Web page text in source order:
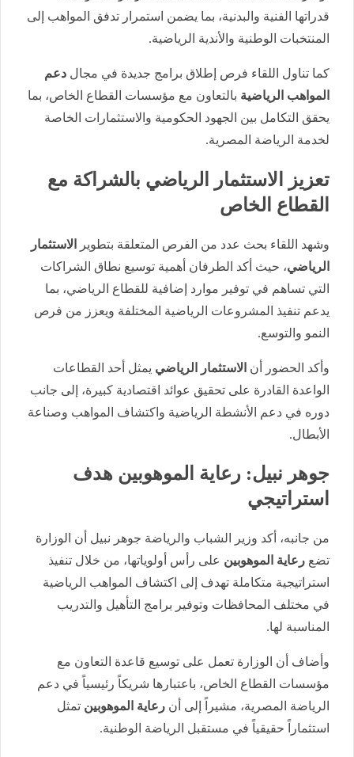
قدراتها الفنية والبدنية، بما يضمن استمرار تدفق المواهب إلى
المنتخبات الوطنية والأندية الرياضية.
كما تناول اللقاء فرص إطلاق برامج جديدة في مجال دعم
المواهب الرياضية بالتعاون مع مؤسسات القطاع الخاص، بما
يحقق التكامل بين الجهود الحكومية والاستثمارات الخاصة
لخدمة الرياضة المصرية.
تعزيز الاستثمار الرياضي بالشراكة مع
القطاع الخاص
وشهد اللقاء بحث عدد من الفرص المتعلقة بتطوير
الاستثمار
الرياضي، حيث أكد الطرفان أهمية توسيع نطاق الشراكات
التي تساهم في توفير موارد إضافية للقطاع الرياضي، بما
يدعم تنفيذ المشروعات الرياضية المختلفة ويعزز من فرص
النمو والتوسع.
وأكد الحضور أن الاستثمار الرياضي يمثل أحد القطاعات
الواعدة القادرة على تحقيق عوائد اقتصادية كبيرة، إلى جانب
دوره في دعم الأنشطة الرياضية واكتشاف المواهب وصناعة
الأبطال.
جوهر نبيل: رعاية الموهوبين هدف
استراتيجي
من جانبه، أكد وزير الشباب والرياضة جوهر نبيل أن الوزارة
تضع رعاية الموهوبين على رأس أولوياتها، من خلال تنفيذ
استراتيجية متكاملة تهدف إلى اكتشاف المواهب الرياضية
في مختلف المحافظات وتوفير برامج التأهيل والتدريب
المناسبة لها.
وأضاف أن الوزارة تعمل على توسيع قاعدة التعاون مع
مؤسسات القطاع الخاص، باعتبارها شريكاً رئيسياً في دعم
الرياضة المصرية، مشيراً إلى أن رعاية الموهوبين تمثل
استثماراً حقيقياً في مستقبل الرياضة الوطنية.